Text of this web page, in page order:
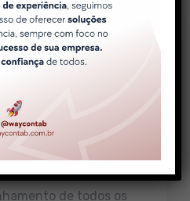
de todos os